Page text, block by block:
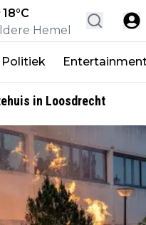
18°C
Hemel
Politiek
in Loosdrecht